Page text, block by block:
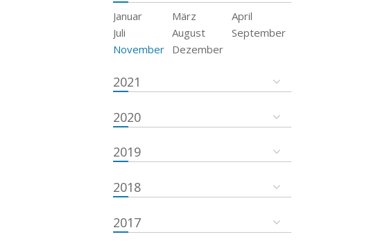
Januar März
April
Juli
August
September
November
Dezember
2021
2020
2019
2018
2017